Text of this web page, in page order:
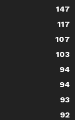
147
117
107
103
94
94
93
92